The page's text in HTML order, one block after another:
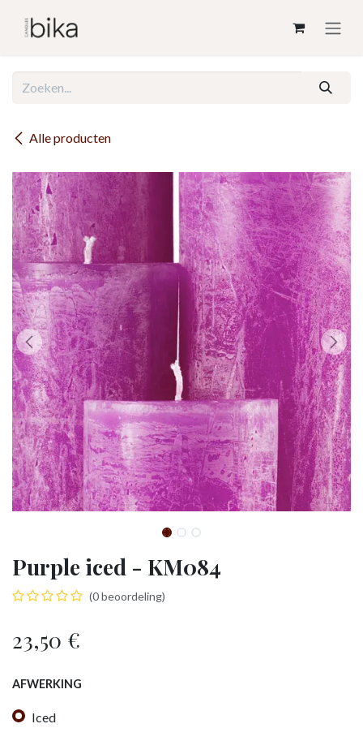
Alle producten
Purple iced - KM084
(0 beoordeling)
23,50 €
AFWERKING
Iced